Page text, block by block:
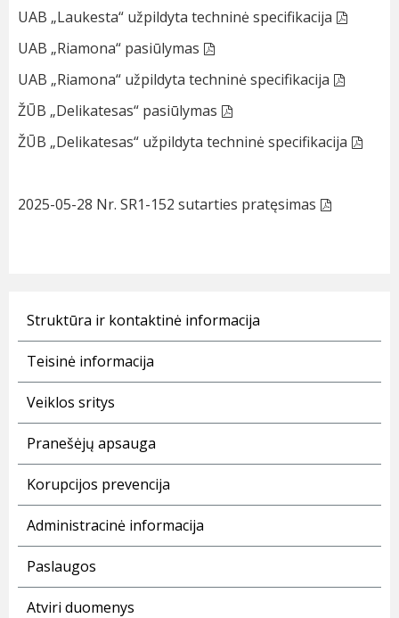
UAB „Laukesta“ užpildyta techninė specifikacija
UAB „Riamona“ pasiūlymas
UAB „Riamona“ užpildyta techninė specifikacija
ŽŪB „Delikatesas“ pasiūlymas
ŽŪB „Delikatesas“ užpildyta techninė specifikacija
2025-05-28 Nr. SR1-152 sutarties pratęsimas
Struktūra ir kontaktinė informacija
Teisinė informacija
Veiklos sritys
Pranešėjų apsauga
Korupcijos prevencija
Administracinė informacija
Paslaugos
Atviri duomenys